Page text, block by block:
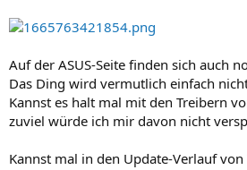
Auf der ASUS-Seite finden sich auch
Das Ding wird vermutlich einfach
Kannst es halt mal mit den Treibern
zuviel würde ich mir davon nicht
Kannst mal in den Update-Verlauf